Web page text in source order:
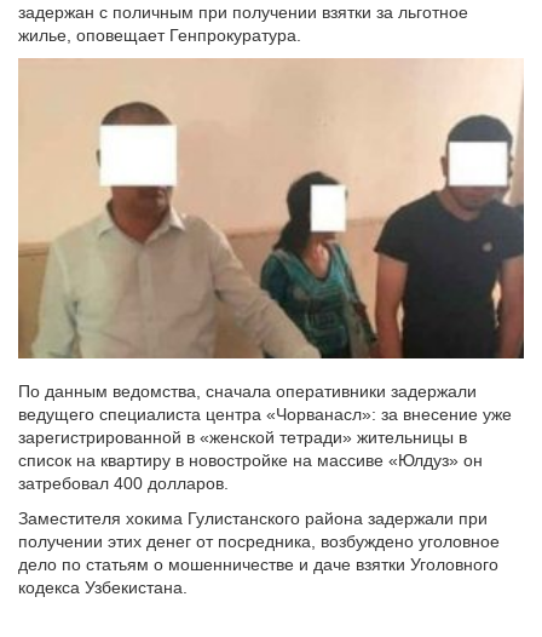
задержан с поличным при получении взятки за льготное
жилье, оповещает Генпрокуратура.
По данным ведомства, сначала оперативники задержали
ведущего специалиста центра «Чорванасл»: за внесение уже
зарегистрированной в «женской тетради» жительницы в
список на квартиру в новостройке на массиве «Юлдуз» он
затребовал 400 долларов.
Заместителя хокима Гулистанского района задержали при
получении этих денег от посредника, возбуждено уголовное
дело по статьям о мошенничестве и даче взятки Уголовного
кодекса Узбекистана.